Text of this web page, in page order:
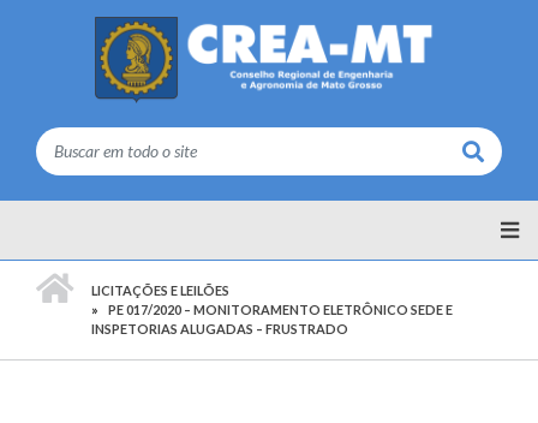
Buscar
LICITAÇÕES E LEILÕES
PE 017/2020 – MONITORAMENTO ELETRÔNICO SEDE E
INSPETORIAS ALUGADAS – FRUSTRADO